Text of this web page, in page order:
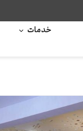
خدمات